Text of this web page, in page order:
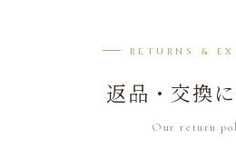
RETURNS &
返品・交換
Our return